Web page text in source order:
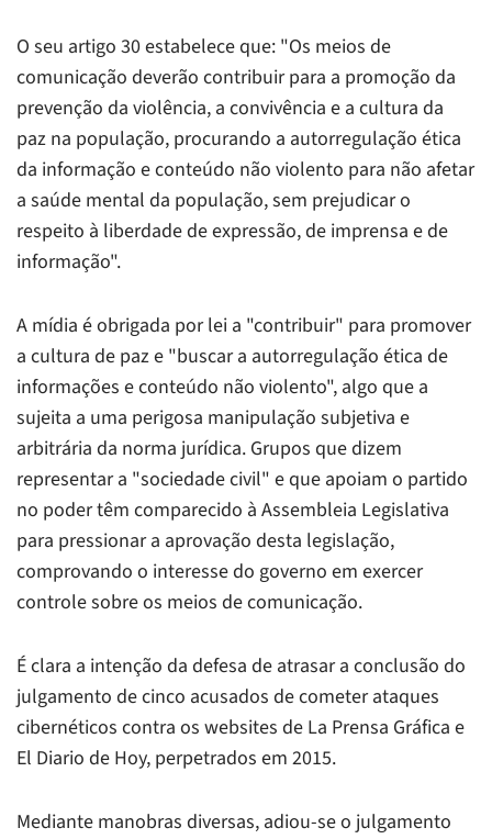
O seu artigo 30 estabelece que: "Os meios de
comunicação deverão contribuir para a promoção da
prevenção da violência, a convivência e a cultura da
paz na população, procurando a autorregulação ética
da informação e conteúdo não violento para não afetar
a saúde mental da população, sem prejudicar o
respeito à liberdade de expressão, de imprensa e de
informação".
A mídia é obrigada por lei a "contribuir" para promover
a cultura de paz e "buscar a autorregulação ética de
informações e conteúdo não violento", algo que a
sujeita a uma perigosa manipulação subjetiva e
arbitrária da norma jurídica. Grupos que dizem
representar a "sociedade civil" e que apoiam o partido
no poder têm comparecido à Assembleia Legislativa
para pressionar a aprovação desta legislação,
comprovando o interesse do governo em exercer
controle sobre os meios de comunicação.
É clara a intenção da defesa de atrasar a conclusão do
julgamento de cinco acusados de cometer ataques
cibernéticos contra os websites de La Prensa Gráfica e
El Diario de Hoy, perpetrados em 2015.
Mediante manobras diversas, adiou-se o julgamento